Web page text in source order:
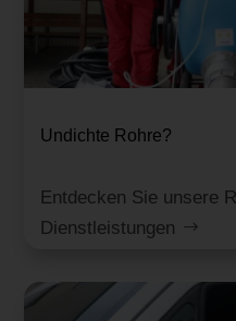
Undichte Rohre?
Entdecken Sie unsere
Dienstleistungen